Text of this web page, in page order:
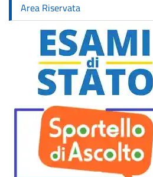
Area Riservata